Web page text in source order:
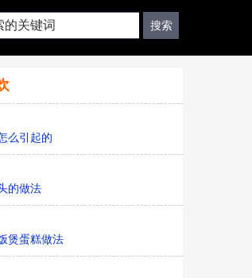
么引起的
的做法
煲蛋糕做法